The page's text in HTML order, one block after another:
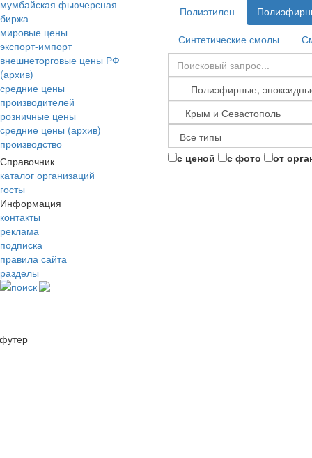
мумбайская фьючерсная
биржа
мировые цены
экспорт-импорт
внешнеторговые цены РФ
(архив)
средние цены
производителей
розничные цены
средние цены (архив)
производство
Справочник
каталог организаций
госты
Информация
контакты
реклама
подписка
правила сайта
разделы
поиск
Полиэтилен
Синтетические смолы
с ценой с фото от
футер